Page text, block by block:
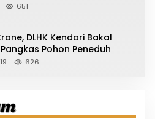
651
DLHK Kendari Bakal
Pohon Peneduh
626